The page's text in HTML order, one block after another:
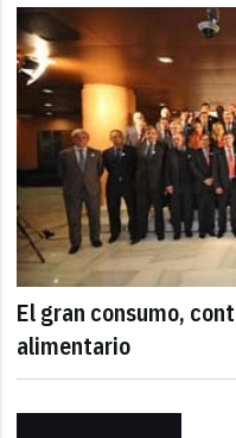
El gran consumo,
alimentario